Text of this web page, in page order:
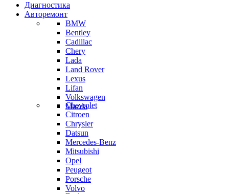
Диагностика
Авторемонт
BMW
Bentley
Cadillac
Chery
Lada
Land Rover
Lexus
Lifan
Volkswagen
Mazda
Chevrolet
Citroen
Chrysler
Datsun
Mercedes-Benz
Mitsubishi
Opel
Peugeot
Porsche
Volvo